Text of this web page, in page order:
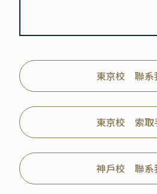
東京校 聯系
東京校 索取
神戶校 聯系